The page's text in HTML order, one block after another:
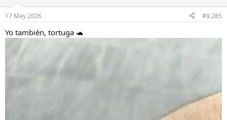
o
n
e
s
:
17 May 2026 #9.285
Yo también, tortuga 🐢